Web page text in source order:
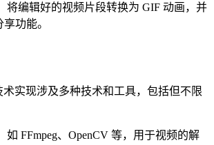
将编辑好的视频片段转换为 GIF 动画，并
功能。
术实现涉及多种技术和工具，包括但不限
如 FFmpeg、OpenCV 等，用于视频的解